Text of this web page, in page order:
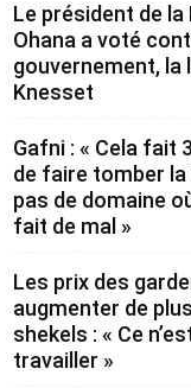
Le président de
Ohana a voté
gouvernement, la
Knesset
Gafni : « Cela fait
de faire tomber la
pas de domaine
fait de mal »
Les prix des
augmenter de
shekels : « Ce
travailler »